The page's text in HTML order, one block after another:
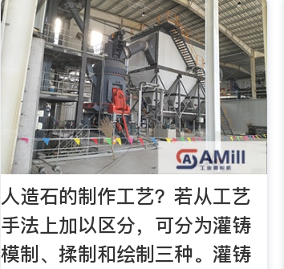
人造石的制作工艺？若从工艺
手法上加以区分，可分为灌铸
模制、揉制和绘制三种。灌铸